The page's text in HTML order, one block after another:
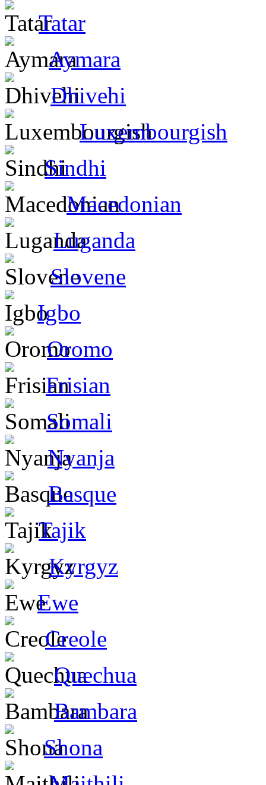
Tatar
Aymara
Dhivehi
Luxembourgish
Sindhi
Macedonian
Luganda
Slovene
Igbo
Oromo
Frisian
Somali
Nyanja
Basque
Tajik
Kyrgyz
Ewe
Creole
Quechua
Bambara
Shona